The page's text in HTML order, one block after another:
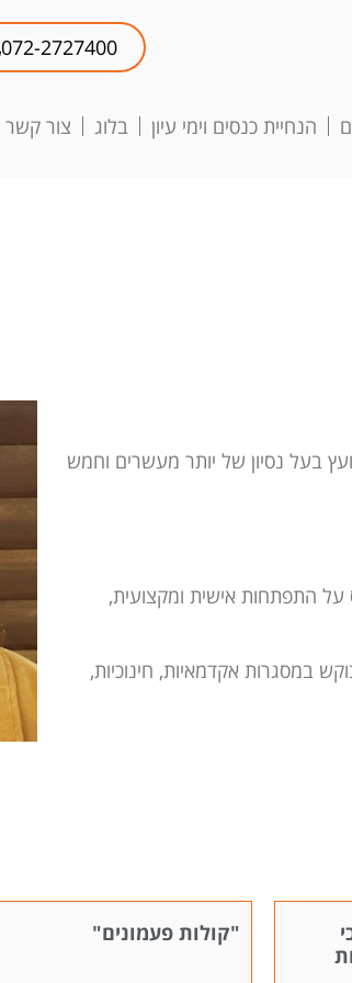
072-2727400
הנחיית כנסים וימי עיון בלוג צור קשר
בעל נסיון של יותר מעשרים וחמש
התפתחות אישית ומקצועית,
במסגרות אקדמאיות, חינוכיות,
"קולות פעמונים"